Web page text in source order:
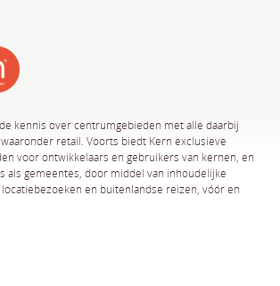
kennis over centrumgebieden met alle daarbij
retail. Voorts biedt Kern exclusieve
voor ontwikkelaars en gebruikers van kernen, en
als gemeentes, door middel van inhoudelijke
en buitenlandse reizen, vóór en